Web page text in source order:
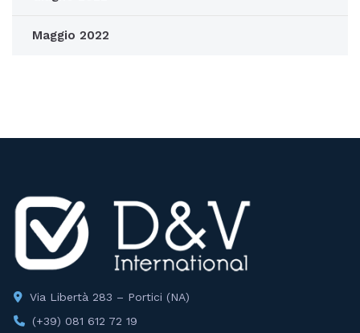
Maggio 2022
Via Libertà 283 – Portici (NA)
(+39) 081 612 72 19